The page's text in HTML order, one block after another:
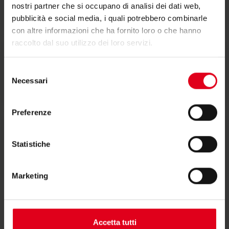
nostri partner che si occupano di analisi dei dati web,
pubblicità e social media, i quali potrebbero combinarle
con altre informazioni che ha fornito loro o che hanno
raccolto dal suo utilizzo dei loro servizi.
delNecessari
Preferenze
Statistiche
Marketing
Accetta tutti